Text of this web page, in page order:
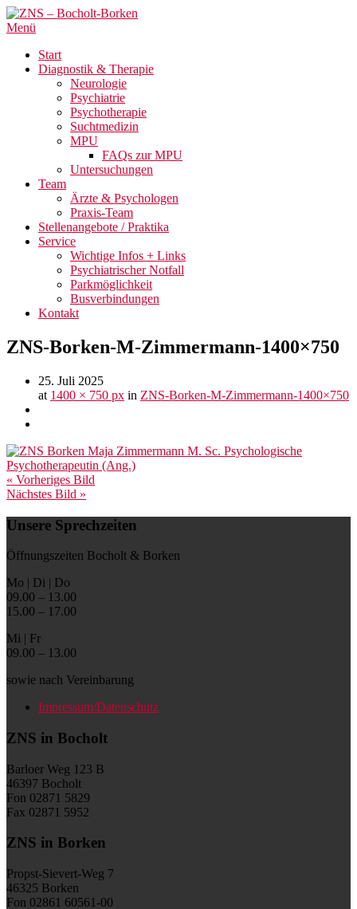
Menü
Start
Diagnostik & Therapie
Neurologie
Psychiatrie
Psychotherapie
Suchtmedizin
MPU
FAQs zur MPU
Untersuchungen
Team
Ärzte & Psychologen
Praxis-Team
Stellenangebote / Praktika
Service
Wichtige Infos + Links
Psychiatrischer Notfall
Parkmöglichkeit
Busverbindungen
Kontakt
ZNS-Borken-M-Zimmermann-1400×750
25. Juli 2025
at 1400 × 750 px in ZNS-Borken-M-Zimmermann-1400×750
« Vorheriges Bild
Nächstes Bild »
Unsere Sprechzeiten
Öffnungszeiten Bocholt & Borken
Mo | Di | Do
09.00 – 13.00
15.00 – 17.00
Mi | Fr
09.00 – 13.00
sowie nach Vereinbarung
Impressum/Datenschutz
ZNS in Bocholt
Barloer Weg 123 B
46397 Bocholt
Fon 02871 5829
Fax 02871 5952
ZNS in Borken
Propst-Sievert-Weg 7
46325 Borken
Fon 02861 60561-00